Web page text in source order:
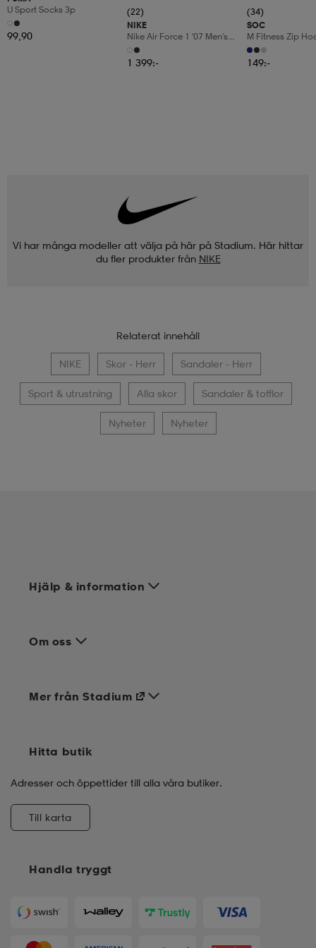
U Sport Socks 3p
99,90
(22)
NIKE
Nike Air Force 1 '07 Men's
Shoes
1 399:-
(34)
SOC
M Fitness Zip
149:-
Vi har många modeller att välja på här på Stadium. Här hittar
du fler produkter från NIKE
Relaterat innehåll
NIKE Skor - Herr Sandaler - Herr
Sport & utrustning Alla skor Sandaler & tofflor
Nyheter Nyheter
Hjälp & information
Om oss
Handla tryggt
Mer från Stadium
Hitta butik
Adresser och öppettider till alla våra butiker.
Till karta